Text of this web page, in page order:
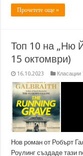
Прочетете още »
Топ 10 на „Ню
15 октомври)
16.10.2023
Нов роман от Робърт
Роулинг създаде тази